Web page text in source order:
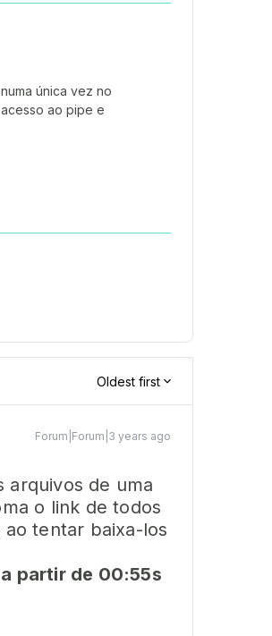
única vez no
ao pipe e
Oldest first
Forum|Forum|3 years ago
arquivos de uma
o link de todos
tentar baixa-los
partir de 00:55s